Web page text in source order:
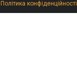
Політика конфіденційності